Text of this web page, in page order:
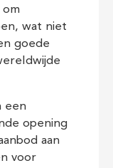
wat niet
goede
een
opening
aan
voor